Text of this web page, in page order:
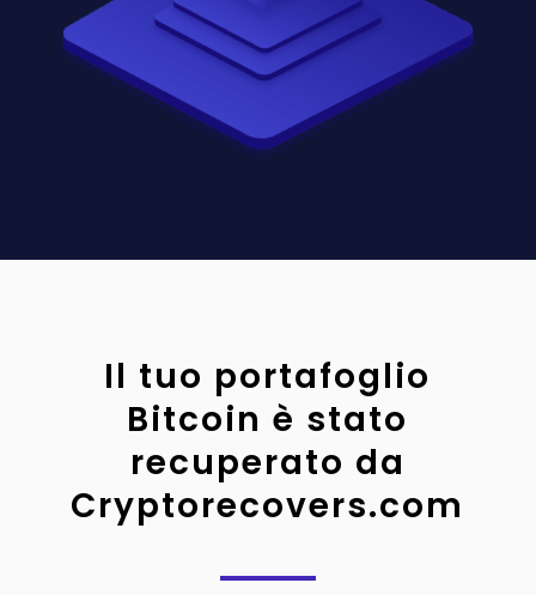
Il tuo portafoglio
Bitcoin è stato
recuperato da
Cryptorecovers.com